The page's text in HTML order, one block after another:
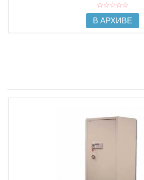
В АРХИВЕ